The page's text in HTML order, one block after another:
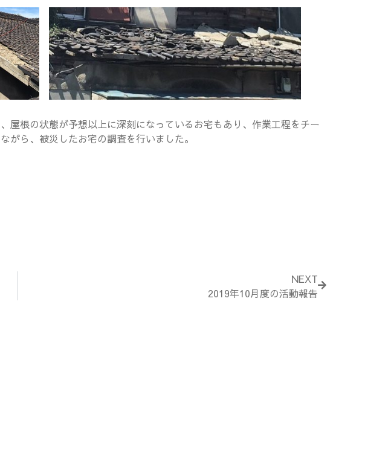
屋根の状態が予想以上に深刻になっているお宅もあり、作業工程をチー
がら、被災したお宅の調査を行いました。
NEXT
2019年10月度の活動報告